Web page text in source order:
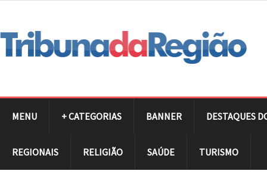
MENU + CATEGORIAS BANNER DESTAQUES
REGIONAIS RELIGIÃO SAÚDE TURISMO